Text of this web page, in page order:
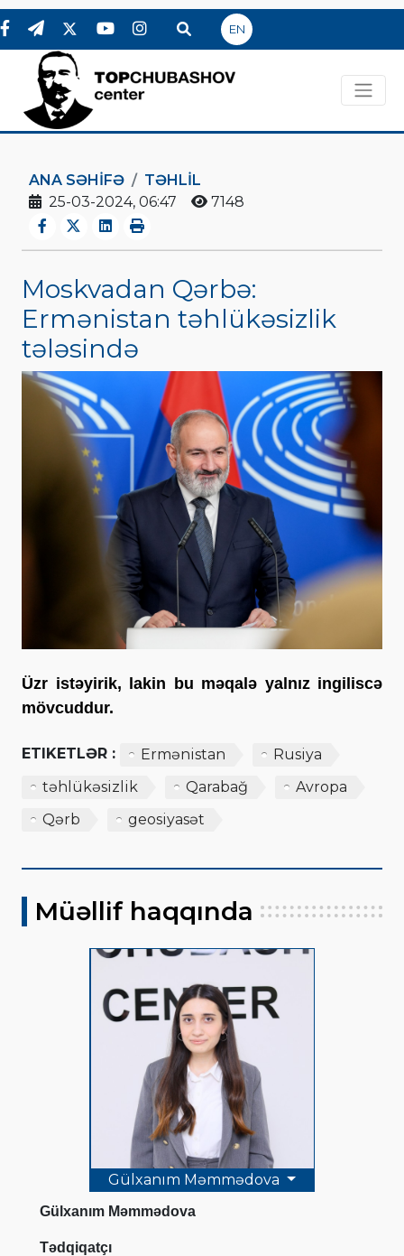
EN
ANA SƏHIFƏ
TƏHLİL
25-03-2024, 06:47
7148
Moskvadan Qərbə:
Ermənistan təhlükəsizlik
tələsində
Üzr istəyirik, lakin bu məqalə yalnız ingiliscə
mövcuddur.
ETIKETLƏR : Ermənistan
Rusiya
təhlükəsizlik
Qarabağ
Avropa
Qərb
geosiyasət
Müəllif haqqında
Gülxanım Məmmədova
Gülxanım Məmmədova
Tədqiqatçı